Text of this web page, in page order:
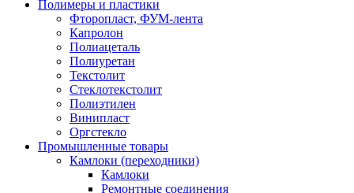
Полимеры и пластики
Фторопласт, ФУМ-лента
Капролон
Полиацеталь
Полиуретан
Текстолит
Стеклотекстолит
Полиэтилен
Винипласт
Оргстекло
Промышленные товары
Камлоки (переходники)
Камлоки
Ремонтные соединения